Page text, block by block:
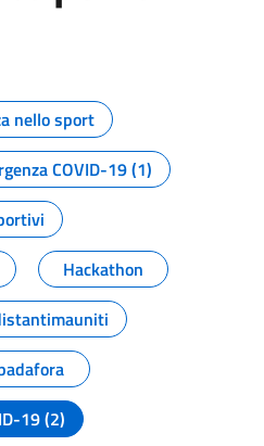
della pagina
nello sport
COVID-19 (1)
Hackathon
19 (2)